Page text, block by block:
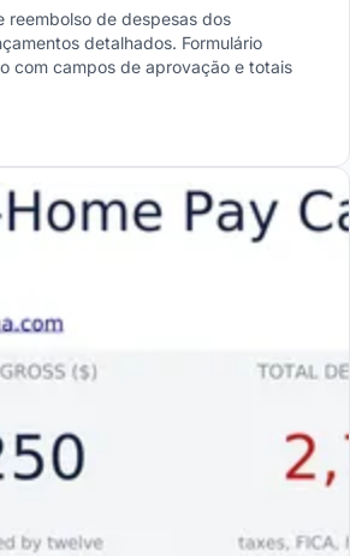
reembolso de despesas dos
detalhados. Formulário
com campos de aprovação e totais